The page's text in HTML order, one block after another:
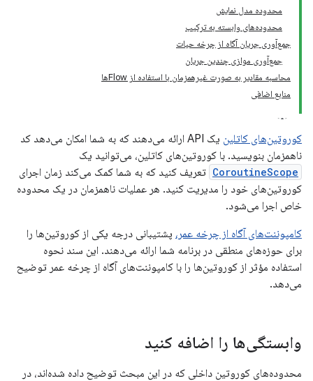
محدوده مدل نمایش
محدوده‌های وابسته به ترکیب
جمع‌آوری جریان آگاه از چرخه حیات
جمع‌آوری موازی چندین جریان
محاسبه مقادیر به صورت غیرهمزمان با استفاده از Flowها
منابع اضافی
کوروتین‌های کاتلین
یک API ارائه می‌دهند که به شما امکان می‌دهد کد
ناهمزمان بنویسید. با کوروتین‌های کاتلین، می‌توانید یک
CoroutineScope تعریف کنید که به شما کمک می‌کند زمان اجرای
کوروتین‌های خود را مدیریت کنید. هر عملیات ناهمزمان در یک محدوده
خاص اجرا می‌شود.
کامپوننت‌های آگاه از چرخه عمر، پشتیبانی درجه یکی از کوروتین‌ها را
برای حوزه‌های منطقی در برنامه شما ارائه می‌دهند. این سند نحوه
استفاده مؤثر از کوروتین‌ها را با کامپوننت‌های آگاه از چرخه عمر توضیح
می‌دهد.
وابستگی‌ها را اضافه کنید
محدوده‌های کوروتین داخلی که در این مبحث توضیح داده شده‌اند، در